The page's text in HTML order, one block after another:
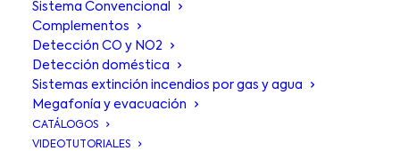
Sistema Convencional
Complementos
Detección CO y NO2
Detección doméstica
Sistemas extinción incendios por gas y agua
Megafonía y evacuación
CATÁLOGOS
VIDEOTUTORIALES